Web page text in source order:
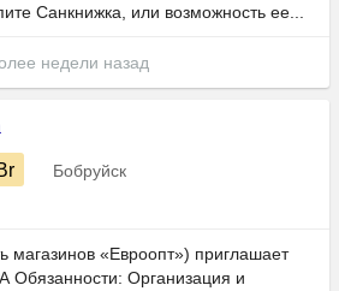
Санкнижка, или возможность ее...
недели назад
Бобруйск
магазинов «Евроопт») приглашает
Обязанности: Организация и